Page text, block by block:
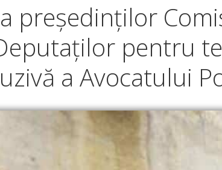
președinților
pentru
a Avocatului